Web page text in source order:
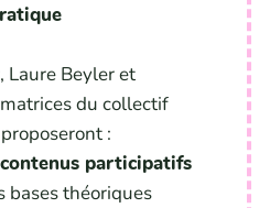
Laure Beyler et
du collectif
:
participatifs
bases théoriques